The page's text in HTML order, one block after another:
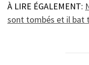
À LIRE ÉGALEMENT:
sont tombés et il bat